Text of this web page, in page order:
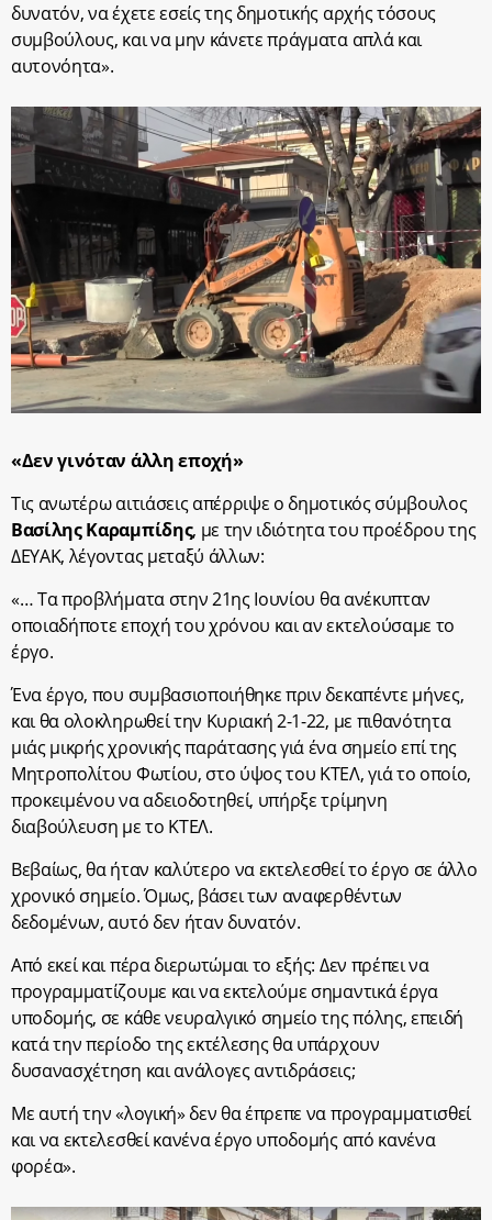
δυνατόν, να έχετε εσείς της δημοτικής αρχής τόσους
συμβούλους, και να μην κάνετε πράγματα απλά και
αυτονόητα».
«Δεν γινόταν άλλη εποχή»
Τις ανωτέρω αιτιάσεις απέρριψε ο δημοτικός σύμβουλος
Βασίλης Καραμπίδης, με την ιδιότητα του προέδρου της
ΔΕΥΑΚ, λέγοντας μεταξύ άλλων:
«… Τα προβλήματα στην 21ηςΙουνίου θα ανέκυπταν
οποιαδήποτε εποχή του χρόνου και αν εκτελούσαμε το
έργο.
Ένα έργο, που συμβασιοποιήθηκε πριν δεκαπέντε μήνες,
και θα ολοκληρωθεί την Κυριακή 2-1-22, με πιθανότητα
μιάς μικρής χρονικής παράτασης γιά ένα σημείο επί της
Μητροπολίτου Φωτίου, στο ύψος του ΚΤΕΛ, γιά το οποίο,
προκειμένου να αδειοδοτηθεί, υπήρξε τρίμηνη
διαβούλευση με το ΚΤΕΛ.
Βεβαίως, θα ήταν καλύτερο να εκτελεσθεί το έργο σε άλλο
χρονικό σημείο. Όμως, βάσει των αναφερθέντων
δεδομένων, αυτό δεν ήταν δυνατόν.
Από εκεί και πέρα διερωτώμαι το εξής: Δεν πρέπει να
προγραμματίζουμε και να εκτελούμε σημαντικά έργα
υποδομής, σε κάθε νευραλγικό σημείο της πόλης, επειδή
κατά την περίοδο της εκτέλεσης θα υπάρχουν
δυσανασχέτηση και ανάλογες αντιδράσεις;
Με αυτή την «λογική» δεν θα έπρεπε να προγραμματισθεί
και να εκτελεσθεί κανένα έργο υποδομής από κανένα
φορέα».